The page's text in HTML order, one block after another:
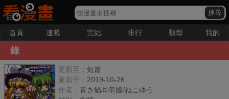
首頁 連載 完結 排行 類型 我的
錄
更新至： 短篇
更新于： 2019-10-26
作者： 青き貓耳帝國/ねこゆう